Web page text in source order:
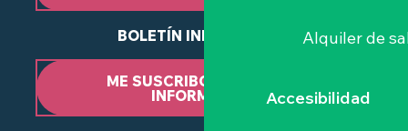
Alquiler de
Accesibilidad
BOLETÍN INFORMATIVO
ME SUSCRIBO AL BOLETÍN
INFORMATIVO